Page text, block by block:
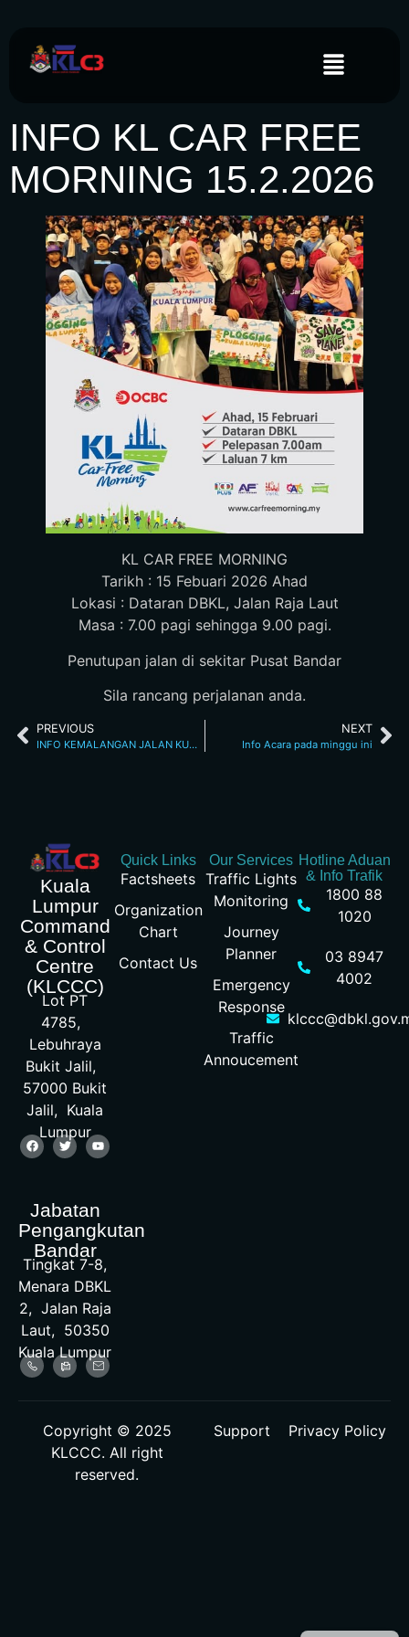
INFO KL CAR FREE
MORNING 15.2.2026
KL CAR FREE MORNING
Tarikh : 15 Febuari 2026 Ahad
Lokasi : Dataran DBKL, Jalan Raja Laut
Masa : 7.00 pagi sehingga 9.00 pagi.
Penutupan jalan di sekitar Pusat Bandar
Sila rancang perjalanan anda.
PREVIOUS
INFO KEMALANGAN JALAN KUCHING 11.2.2026 12.55 PM
NEXT
Info Acara pada minggu ini
Kuala
Lumpur
Command
& Control
Centre
(KLCCC)
Lot PT
4785,
Lebuhraya
Bukit Jalil,
57000 Bukit
Jalil, Kuala
Lumpur
Jabatan
Pengangkutan
Bandar
Tingkat 7-8,
Menara DBKL
2, Jalan Raja
Laut, 50350
Kuala Lumpur
Quick Links
Factsheets
Organization
Chart
Contact Us
Our Services
Traffic Lights
Monitoring
Journey
Planner
Emergency
Response
Traffic
Annoucement
Hotline Aduan
& Info Trafik
1800 88
1020
03 8947
4002
Copyright © 2025
KLCCC. All right
reserved.
Support Privacy Policy